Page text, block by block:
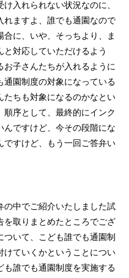
入れられない状況なのに、
れますよ、誰でも通園なので
に、いや、そっちより、ま
対応していただけるよう
お子さんたちが入れるように
通園制度の対象になっている
たちも対象になるのかなとい
順序として、最終的にインク
んですけど、今その段階にな
ですけど、もう一回ご答弁い
の中でご紹介いたしました試
を取りまとめたところでござ
いて、こども誰でも通園制
けていくかということについ
誰でも通園制度を実施する